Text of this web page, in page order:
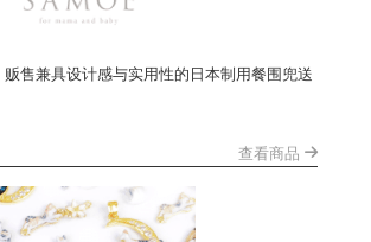
贩售兼具设计感与实用性的日本制用餐围兜送
查看商品